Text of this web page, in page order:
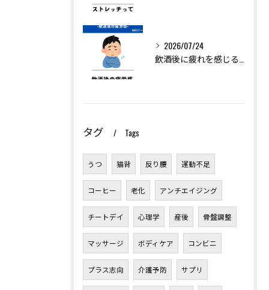
2026/07/24
飲酒後に疲れを感じるのは、アルコールの分解に多くのエネルギー...
タグ Tags
うつ 猫背 反り腰 運動不足
コーヒー 老化 アンチエイジング
チートデイ 心理学 産後 骨盤調整
マッサージ ボディケア コンビニ
プラス志向 介護予防 サプリ